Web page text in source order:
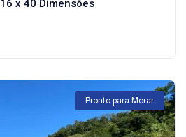
16 x 40 Dimensões
Pronto para Morar